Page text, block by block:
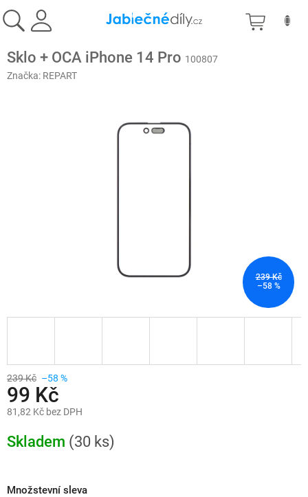
na
obsah
Sklo + OCA iPhone 14 Pro 100807
Značka: REPART
239 Kč
–58 %
239 Kč –58 %
99 Kč
81,82 Kč bez DPH
cena:
Skladem (30 ks)
Množstevní sleva